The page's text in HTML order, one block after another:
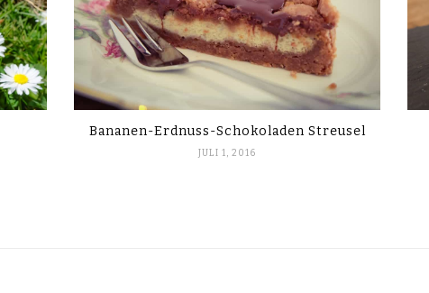
Bananen-Erdnuss-Schokoladen Streusel
JULI 1, 2016